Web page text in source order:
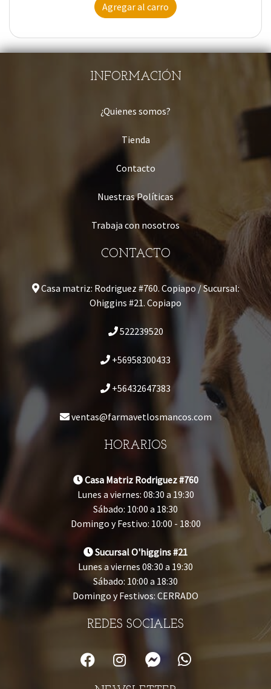
Agregar al carro
INFORMACIÓN
¿Quienes somos?
Tienda
Contacto
Nuestras Políticas
Trabaja con nosotros
CONTACTO
Casa matriz: Rodriguez #760. Copiapo / Sucursal:
Ohiggins #21. Copiapo
522239520
+56958300433
+56432647383
ventas@farmavetlosmancos.com
HORARIOS
Casa Matriz Rodriguez #760
Lunes a viernes: 08:30 a 19:30
Sábado: 10:00 a 18:30
Domingo y Festivo: 10:00 - 18:00
Sucursal O'higgins #21
Lunes a viernes 08:30 a 19:30
Sábado: 10:00 a 18:30
Domingo y Festivos: CERRADO
REDES SOCIALES